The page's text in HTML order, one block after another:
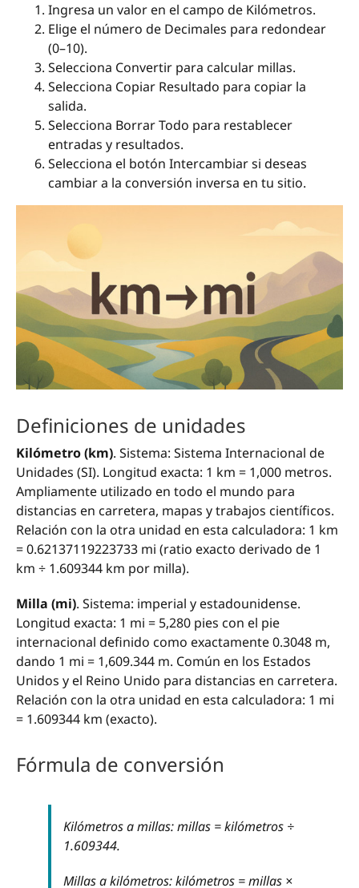
Ingresa un valor en el campo de Kilómetros.
Elige el número de Decimales para redondear
(0–10).
Selecciona Convertir para calcular millas.
Selecciona Copiar Resultado para copiar la
salida.
Selecciona Borrar Todo para restablecer
entradas y resultados.
Selecciona el botón Intercambiar si deseas
cambiar a la conversión inversa en tu sitio.
Definiciones de unidades
Kilómetro (km). Sistema: Sistema Internacional de
Unidades (SI). Longitud exacta: 1 km = 1,000 metros.
Ampliamente utilizado en todo el mundo para
distancias en carretera, mapas y trabajos científicos.
Relación con la otra unidad en esta calculadora: 1 km
= 0.62137119223733 mi (ratio exacto derivado de 1
km ÷ 1.609344 km por milla).
Milla (mi). Sistema: imperial y estadounidense.
Longitud exacta: 1 mi = 5,280 pies con el pie
internacional definido como exactamente 0.3048 m,
dando 1 mi = 1,609.344 m. Común en los Estados
Unidos y el Reino Unido para distancias en carretera.
Relación con la otra unidad en esta calculadora: 1 mi
= 1.609344 km (exacto).
Fórmula de conversión
Kilómetros a millas: millas = kilómetros ÷
1.609344.
Millas a kilómetros: kilómetros = millas ×